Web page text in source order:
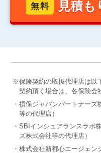
無料 見積も
※保険契約の取扱代理店は以
契約頂く場合は、各保険会
・損保ジャパンパートナー
等の代理店）
・SBIインシュアランスラボ
ズ株式会社等の代理店）
・株式会社新都心エージェ